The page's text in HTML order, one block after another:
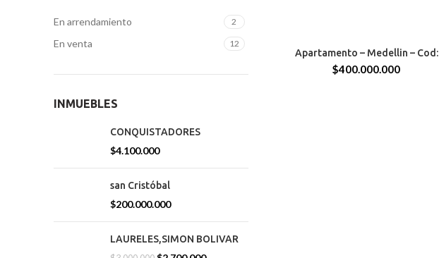
En arrendamiento 2
En venta 12
INMUEBLES
CONQUISTADORES
$4.100.000
san Cristóbal
$200.000.000
LAURELES,SIMON BOLIVAR
Apartamento – Medellin – Cod:
$400.000.000